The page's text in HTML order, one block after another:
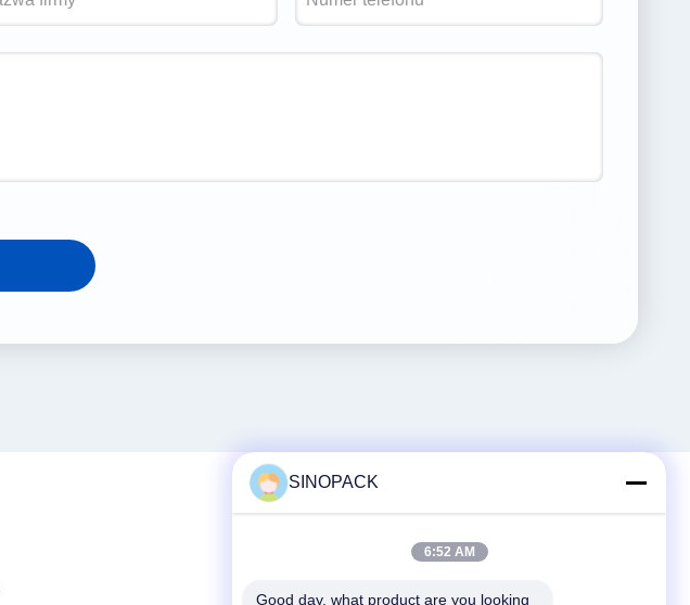
Tel
SINOPACK
6:52 AM
Good day, what product are you looking